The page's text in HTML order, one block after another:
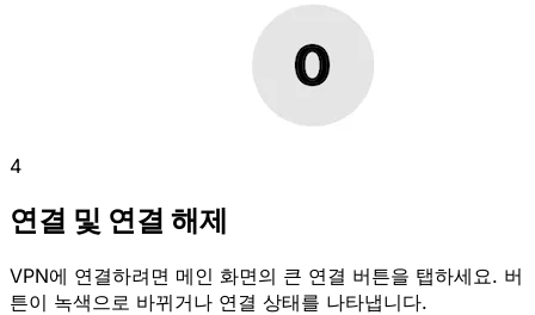
4
연결 및 연결 해제
VPN에 연결하려면 메인 화면의 큰 연결 버튼을 탭하세요. 버
튼이 녹색으로 바뀌거나 연결 상태를 나타냅니다.